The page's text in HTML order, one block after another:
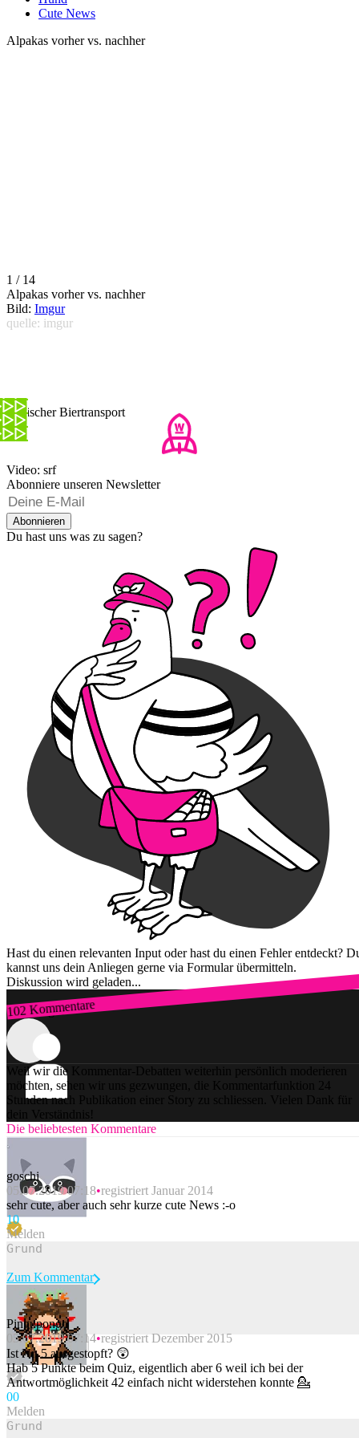
Cute News
Alpakas vorher vs. nachher
1 / 14
Alpakas vorher vs. nachher
Bild: Imgur
quelle: imgur
Tierischer Biertransport
Video: srf
Abonniere unseren Newsletter
Abonnieren
Du hast uns was zu sagen?
Hast du einen relevanten Input oder hast du einen Fehler entdeckt?
kannst uns dein Anliegen gerne via Formular übermitteln.
Diskussion wird geladen...
102 Kommentare
Zum Login
Weil wir die Kommentar-Debatten weiterhin persönlich moderieren
möchten, sehen wir uns gezwungen, die Kommentarfunktion 24
Stunden nach Publikation einer Story zu schliessen. Vielen Dank für
dein Verständnis!
Die beliebtesten Kommentare
goschi
05.07.2019 07:18 registriert Januar 2014
sehr cute, aber auch sehr kurze cute News :-o
10
Melden
Beitrag melden
Zum Kommentar
Pingupongo
05.07.2019 07:14 registriert Dezember 2015
Ist Nr. 5 ausgestopft? 😲
Hab 5 Punkte beim Quiz, eigentlich aber 6 weil ich bei der
Antwortmöglichkeit 42 einfach nicht widerstehen konnte 💁
00
Melden